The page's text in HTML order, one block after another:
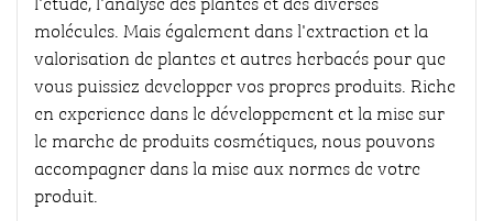
molécules. Mais également dans l'extraction et la
valorisation de plantes et autres herbacés pour que
vous puissiez developper vos propres produits. Riche
en experience dans le développement et la mise sur
le marche de produits cosmétiques, nous pouvons
accompagner dans la mise aux normes de votre
produit.